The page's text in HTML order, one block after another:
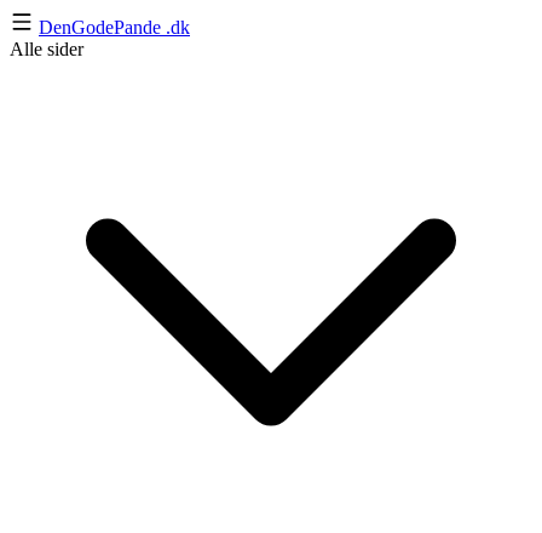
DenGodePande .dk
Alle sider